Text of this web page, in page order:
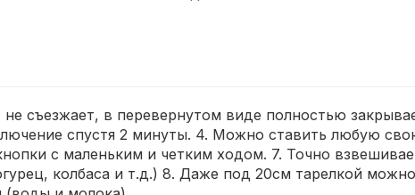
не съезжает, в перевернутом виде полностью
спустя 2 минуты. 4. Можно ставить любую
с маленьким и четким ходом. 7. Точно
колбаса и т.д.) 8. Даже под 20см тарелкой